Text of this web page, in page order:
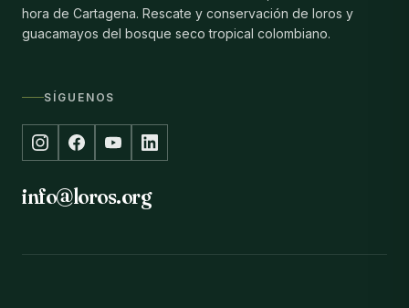
hora de Cartagena. Rescate y conservación de loros y
guacamayos del bosque seco tropical colombiano.
SÍGUENOS
info@loros.org